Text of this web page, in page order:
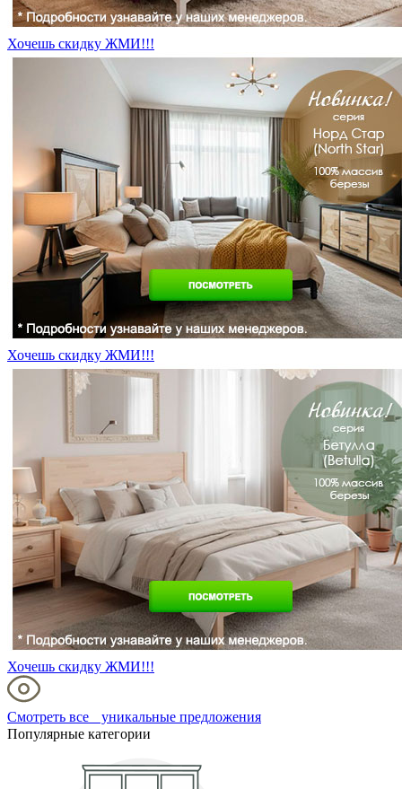
Хочешь скидку ЖМИ!!!
Хочешь скидку ЖМИ!!!
Хочешь скидку ЖМИ!!!
Смотреть все уникальные предложения
Популярные категории